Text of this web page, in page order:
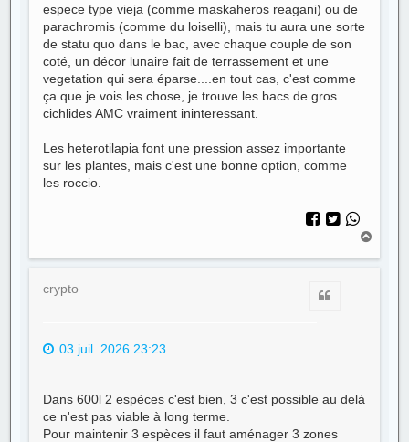
espece type vieja (comme maskaheros reagani) ou de
parachromis (comme du loiselli), mais tu aura une sorte
de statu quo dans le bac, avec chaque couple de son
coté, un décor lunaire fait de terrassement et une
vegetation qui sera éparse....en tout cas, c'est comme
ça que je vois les chose, je trouve les bacs de gros
cichlides AMC vraiment ininteressant.
Les heterotilapia font une pression assez importante
sur les plantes, mais c'est une bonne option, comme
les roccio.
u
crypto
03 juil. 2026 23:23
Dans 600l 2 espèces c'est bien, 3 c'est possible au delà
ce n'est pas viable à long terme.
Pour maintenir 3 espèces il faut aménager 3 zones